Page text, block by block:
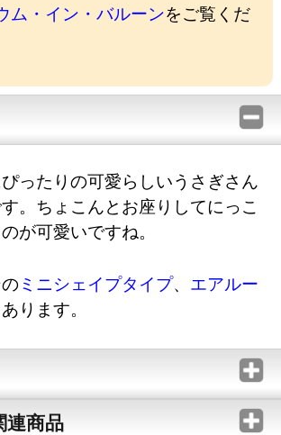
ム・イン・バルーンをご覧くだ
ったりの可愛らしいうさぎさん
。ちょこんとお座りしてにっこ
が可愛いですね。
ミニシェイプタイプ、 エアルー
ります。
連商品